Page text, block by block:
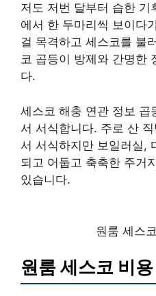
저도 저번 달부터 습한 기
에서 한 두마리씩 보이다
걸 목격하고 세스코를 불
코 곱등이 방제와 간명한
다.
세스코 해충 연관 정보 곱
서 서식합니다. 주로 산
서 서식하지만 보일러실,
되고 어둡고 축축한 주거
있습니다.
원룸 세스
원룸 세스코 비